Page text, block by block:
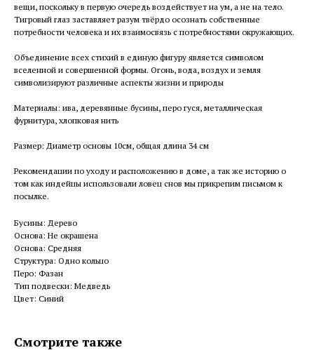
вещи, поскольку в первую очередь воздействует на ум, а не на тело.
Тигровый глаз заставляет разум твёрдо осознать собственные
потребности человека и их взаимосвязь с потребностями окружающих.
Объединение всех стихий в единую фигуру является символом
вселенной и совершенной формы. Огонь, вода, воздух и земля
символизируют различные аспекты жизни и природы
Материалы: ива, деревянные бусины, перо гуся, металлическая
фурнитура, хлопковая нить
Размер: Диаметр основы 10см, общая длина 34 см
Рекомендации по уходу и расположению в доме, а так же историю о
том как индейцы использовали ловец снов мы прикрепим письмом к
посылке.
Бусины: Дерево
Основа: Не окрашена
Основа: Средняя
Структура: Одно кольцо
Перо: Фазан
Тип подвески: Медведь
Цвет: Синий
Смотрите также